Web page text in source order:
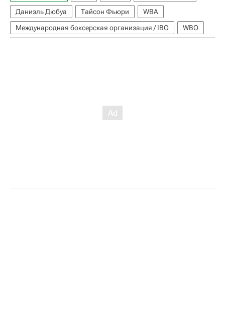
Даниэль Дюбуа
Тайсон Фьюри
WBA
Международная боксерская организация / IBO
WBO